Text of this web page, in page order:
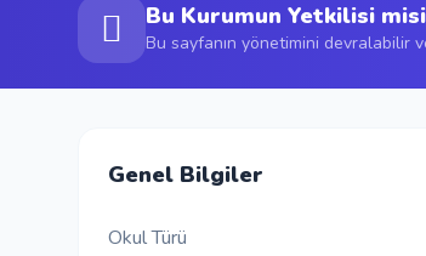
Bu Kurumun Yetkilisi
Bu sayfanın yönetimini devralabilir
Genel Bilgiler
Okul Türü